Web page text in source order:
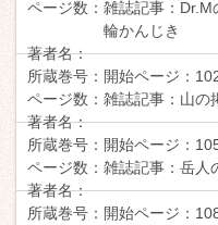
ページ数： 雑誌記事： Dr.M
輪かんじき
著者名：
所蔵巻号： 開始ページ：
ページ数： 雑誌記事： 山の
著者名：
所蔵巻号： 開始ページ：
ページ数： 雑誌記事： 岳人
著者名：
所蔵巻号： 開始ページ：